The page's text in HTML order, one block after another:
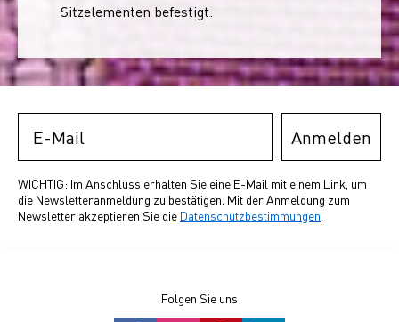
Sitzelementen befestigt.
Anmelden
WICHTIG: Im Anschluss erhalten Sie eine E-Mail mit einem Link, um
die Newsletteranmeldung zu bestätigen. Mit der Anmeldung zum
Newsletter akzeptieren Sie die Datenschutzbestimmungen
Folgen Sie uns